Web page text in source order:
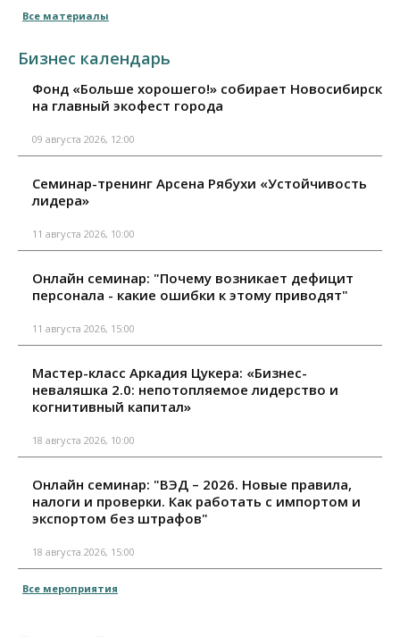
Все материалы
Бизнес календарь
Фонд «Больше хорошего!» собирает Новосибирск
на главный экофест города
09 августа 2026, 12:00
Семинар-тренинг Арсена Рябухи «Устойчивость
лидера»
11 августа 2026, 10:00
Онлайн семинар: "Почему возникает дефицит
персонала - какие ошибки к этому приводят"
11 августа 2026, 15:00
Мастер-класс Аркадия Цукера: «Бизнес-
неваляшка 2.0: непотопляемое лидерство и
когнитивный капитал»
18 августа 2026, 10:00
Онлайн семинар: "ВЭД – 2026. Новые правила,
налоги и проверки. Как работать с импортом и
экспортом без штрафов"
18 августа 2026, 15:00
Все мероприятия